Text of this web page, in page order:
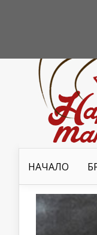
НАЧАЛО